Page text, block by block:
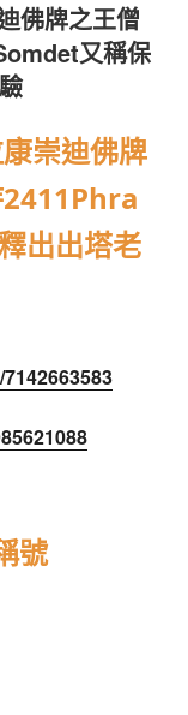
佛牌之王僧
又稱保
崇迪佛牌
2411Phra
出出塔老
號